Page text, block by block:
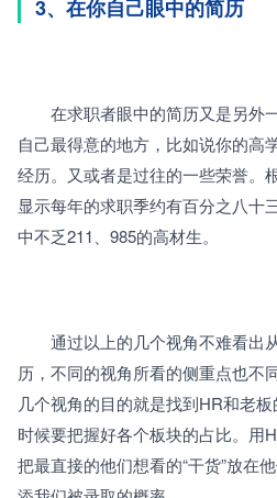
3、在你自己眼中的简历
在求职者眼中的简历又是另外
自己最得意的地方，比如说你的高
经历。又或者是过往的一些荣誉。
显示每年的求职季约有百分之八十
中不乏211、985的高材生。
通过以上的几个视角不难看出
历，不同的视角所看的侧重点也不
几个视角的目的就是找到HR和老
时候要把握好各个板块的占比。用
把最直接的他们想看的“干货”放在